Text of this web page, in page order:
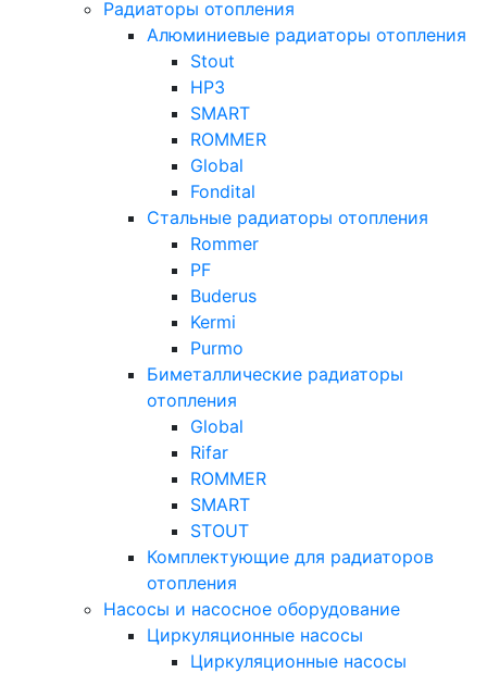
Радиаторы отопления
Алюминиевые радиаторы отопления
Stout
НРЗ
SMART
ROMMER
Global
Fondital
Стальные радиаторы отопления
Rommer
PF
Buderus
Kermi
Purmo
Биметаллические радиаторы
отопления
Global
Rifar
ROMMER
SMART
STOUT
Комплектующие для радиаторов
отопления
Насосы и насосное оборудование
Циркуляционные насосы
Циркуляционные насосы